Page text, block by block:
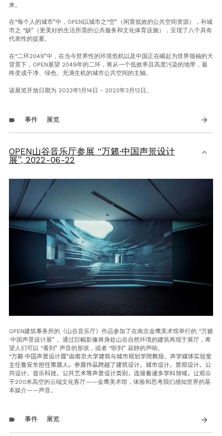
来。
在“每个人的城市”中，OPEN以城市之“空”（闲置低效的公共空间资源），补城
市之 “缺”（更美好的生活所需的公共服务和文化体育设施），呈现了八个具有
代表性的提案。
在“二环2049”中，在当今世界性的环境危机以及中国正在崛起为世界领袖的大
背景下，OPEN展望 2049年的二环，将从一个低效率且高度污染的地带，最
终变成干净、绿色、充满生机的城市公共空间的主轴。
该展览开放日期为 2023年1月14日 - 2023年3月12日。
label 事件 展览 arrow_forward
OPEN山谷音乐厅参展 “万籁·中国声景设计
展”, 2022-06-22
OPEN建筑事务所的《山谷音乐厅》作品参加了在南京金鹰美术馆举行的 “万籁
·中国声景设计展” 。通过巨幅影像将身处山谷自然环境的建筑再现于展厅，希
望人们可以 “看到” 声音的形状，或者 “听到” 寂静的声响。
“万籁·中国声景设计展”由南京大学建筑与城市规划学院教授、声学媒体实验室
主任鲁安东担任策展人。参展作品跨越了建筑设计、城市设计、景观设计、公
共设计、音乐科技、公共艺术等声景设计类别，连接着诸多学科领域，让观众
于200米高空的云端文化客厅——金鹰美术馆，体验和思考我们感知世界的基
本媒介——声音。
label 事件 展览 arrow_forward